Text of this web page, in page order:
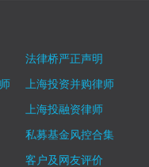
法律桥严正声明
上海投资并购律师
上海投融资律师
私募基金风控合集
客户及网友评价